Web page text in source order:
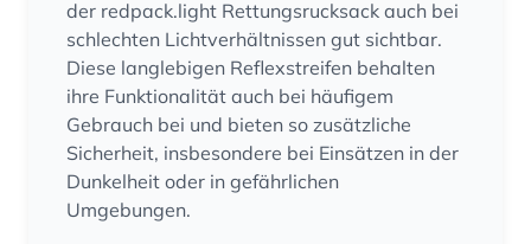
der redpack.light Rettungsrucksack auch bei
schlechten Lichtverhältnissen gut sichtbar.
Diese langlebigen Reflexstreifen behalten
ihre Funktionalität auch bei häufigem
Gebrauch bei und bieten so zusätzliche
Sicherheit, insbesondere bei Einsätzen in der
Dunkelheit oder in gefährlichen
Umgebungen.